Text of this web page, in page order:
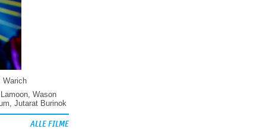
Warich
Wason
Jutarat Burinok
ALLE FILME